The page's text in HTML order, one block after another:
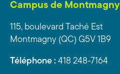
Campus de Montmagny
115, boulevard Taché Est
Montmagny (QC) G5V 1B9
Téléphone : 418 248-7164